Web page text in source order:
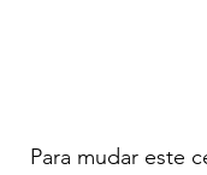
Para mudar este